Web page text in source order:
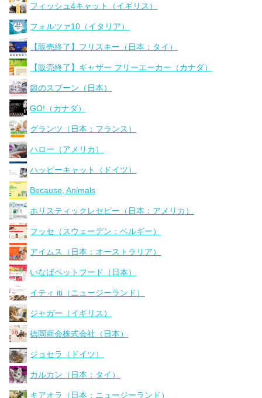
フィッシュ4キャット（イギリス）
フォルツァ10（イタリア）
【販売終了】フリスキー（日本：タイ）
【販売終了】ギャザー フリーエーカー（カナダ）
銀のスプーン（日本）
GO!（カナダ）
グランツ（日本：フランス）
ハロー（アメリカ）
ハッピーキャット（ドイツ）
Because, Animals
ホリスティックレセピー（日本：アメリカ）
フッセ（スウェーデン：ベルギー）
アイムス（日本：オーストラリア）
いなばペットフード（日本）
イティ iti（ニュージーランド）
ジャガー（イギリス）
徳岡商会株式会社（日本）
ジョセラ（ドイツ）
カルカン（日本：タイ）
キアオラ（日本：ニュージーランド）